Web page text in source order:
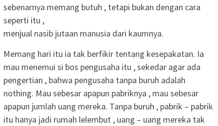
sebenarnya memang butuh , tetapi bukan dengan cara
seperti itu ,
menjual nasib jutaan manusia dari kaumnya.
Memang hari itu ia tak berfikir tentang kesepakatan. Ia
mau menemui si bos pengusaha itu , sekedar agar ada
pengertian , bahwa pengusaha tanpa buruh adalah
nothing. Mau sebesar apapun pabriknya , mau sebesar
apapun jumlah uang mereka. Tanpa buruh , pabrik – pabrik
itu hanya jadi rumah lelembut , uang – uang mereka tak